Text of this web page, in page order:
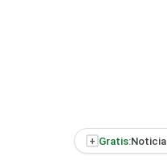
+ Gratis: